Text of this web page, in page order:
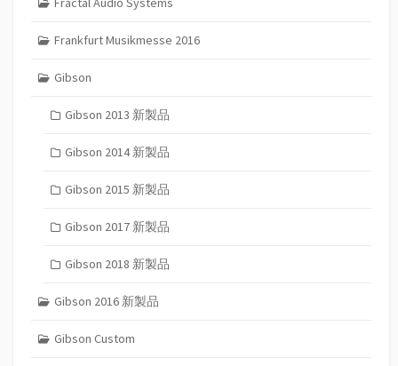
Frankfurt Musikmesse 2016
Gibson
Gibson 2013 新製品
Gibson 2014 新製品
Gibson 2015 新製品
Gibson 2017 新製品
Gibson 2018 新製品
Gibson 2016 新製品
Gibson Custom